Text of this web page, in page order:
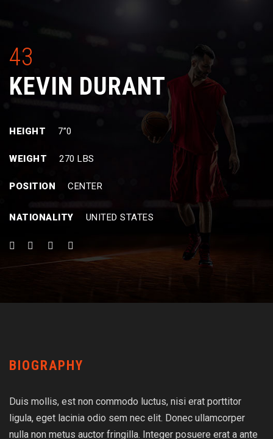
43
KEVIN DURANT
HEIGHT 7”0
WEIGHT 270 LBS
POSITION CENTER
NATIONALITY UNITED STATES
BIOGRAPHY
Duis mollis, est non commodo luctus, nisi erat porttitor
ligula, eget lacinia odio sem nec elit. Donec ullamcorper
nulla non metus auctor fringilla. Integer posuere erat a ante